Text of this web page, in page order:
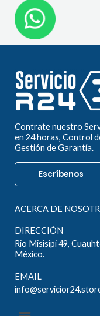
Contrate nuestro
en 24 horas, Control
Gestión de Garantía.
Escríbenos
ACERCA DE
DIRECCIÓN
Rio Misisipi 49,
México.
EMAIL
Menú